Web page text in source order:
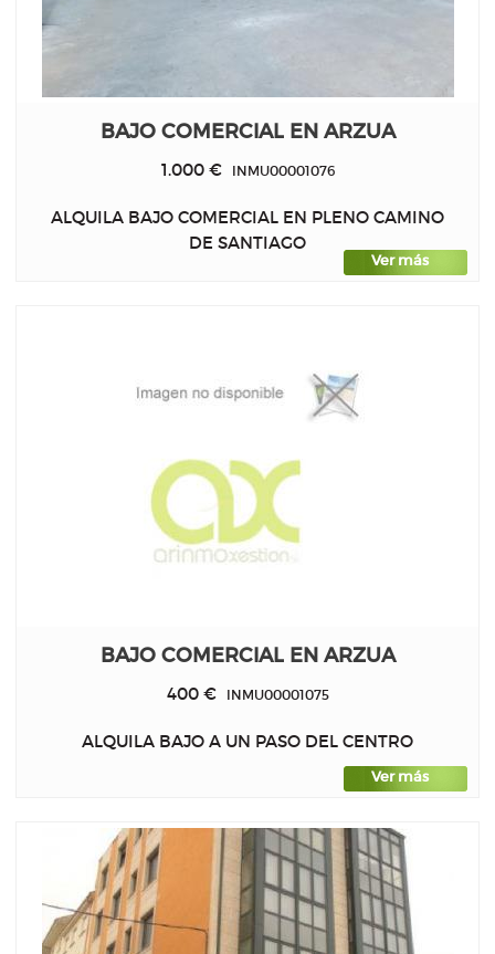
BAJO COMERCIAL EN ARZUA
1.000 €INMU00001076
ALQUILA BAJO COMERCIAL EN PLENO CAMINO
DE SANTIAGO
Ver más
BAJO COMERCIAL EN ARZUA
400 €INMU00001075
ALQUILA BAJO A UN PASO DEL CENTRO
Ver más